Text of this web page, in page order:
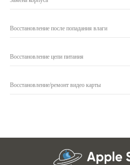
Восстановление после попадания влаги
Восстановление цепи питания
Восстановление/ремонт видео карты